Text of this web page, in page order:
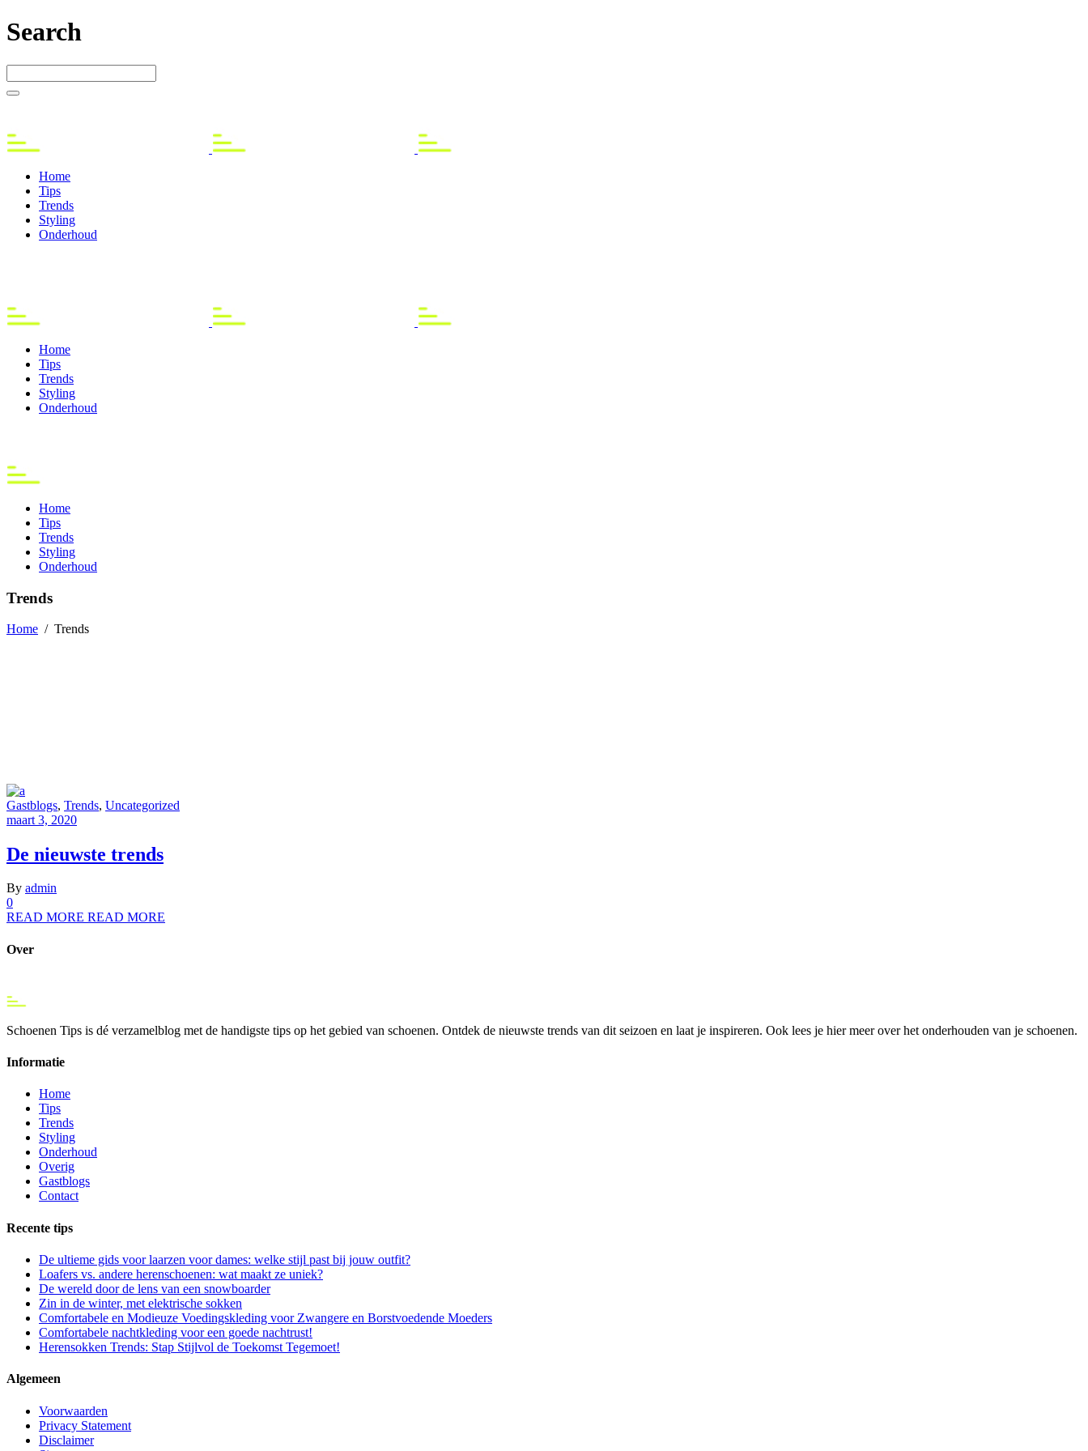
Search
Home
Tips
Trends
Styling
Onderhoud
Home
Tips
Trends
Styling
Onderhoud
Home
Tips
Trends
Styling
Onderhoud
Trends
Home / Trends
Gastblogs, Trends, Uncategorized
maart 3, 2020
De nieuwste trends
By admin
0
READ MORE READ MORE
Over
Schoenen Tips is dé verzamelblog met de handigste tips op het gebied van schoenen. Ontdek de nieuwste trends van dit seizoen en laat je inspireren. Ook lees je hier meer over het onderhouden van je schoenen.
Informatie
Home
Tips
Trends
Styling
Onderhoud
Overig
Gastblogs
Contact
Recente tips
De ultieme gids voor laarzen voor dames: welke stijl past bij jouw outfit?
Loafers vs. andere herenschoenen: wat maakt ze uniek?
De wereld door de lens van een snowboarder
Zin in de winter, met elektrische sokken
Comfortabele en Modieuze Voedingskleding voor Zwangere en Borstvoedende Moeders
Comfortabele nachtkleding voor een goede nachtrust!
Herensokken Trends: Stap Stijlvol de Toekomst Tegemoet!
Algemeen
Voorwaarden
Privacy Statement
Disclaimer